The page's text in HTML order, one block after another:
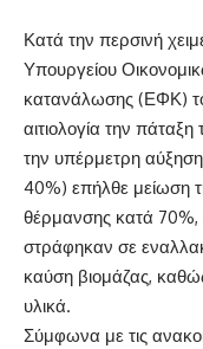
Κατά την περσινή
Υπουργείου
κατανάλωσης (ΕΦΚ)
αιτιολογία την
την υπέρμετρη
40%) επήλθε μείωση
θέρμανσης κατά 70%,
στράφηκαν σε
καύση βιομάζας,
υλικά.
Σύμφωνα με τις